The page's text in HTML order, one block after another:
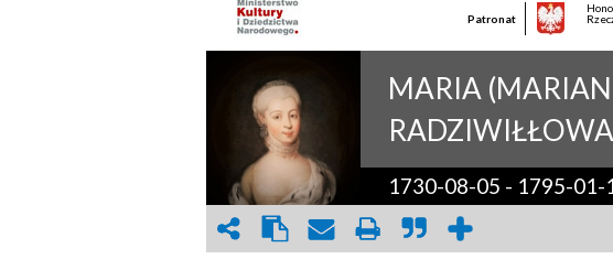
Patronat
MARIA
1730-08-05 - 1795-01-